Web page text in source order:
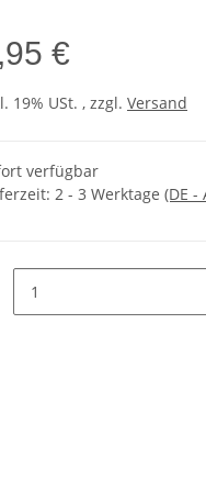
€
19% USt. , zzgl. Versand
verfügbar
2 - 3 Werktage (DE